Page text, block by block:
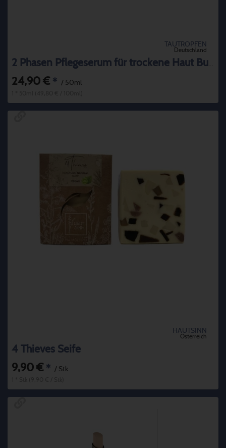
TAUTROPFEN
Deutschland
24,90 € * / 50ml
HAUTSINN
Österreich
4 Thieves Seife
9,90 € * / Stk